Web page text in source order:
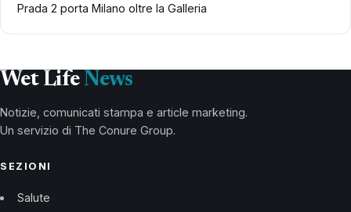
Prada 2 porta Milano oltre la Galleria
Wet Life News
Notizie, comunicati stampa e article marketing.
Un servizio di The Conure Group.
SEZIONI
Salute